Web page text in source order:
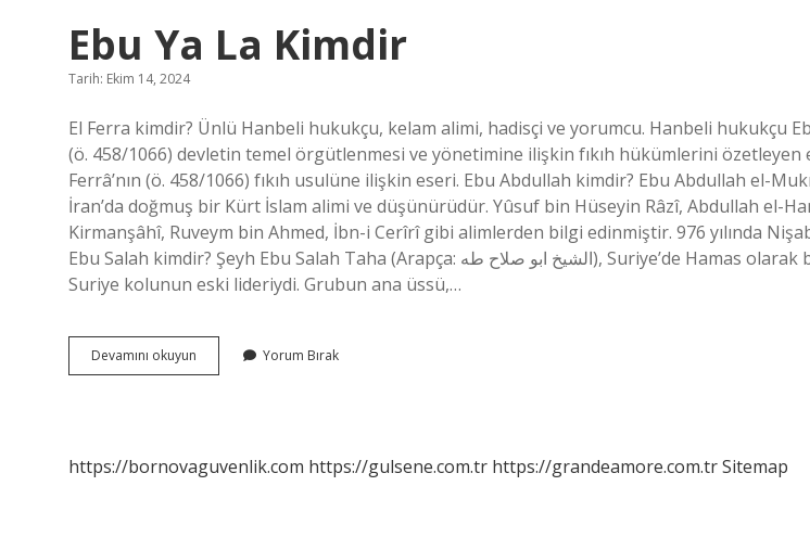
Ebu Ya La Kimdir
Tarih: Ekim 14, 2024
El Ferra kimdir? Ünlü Hanbeli hukukçu, kelam alimi, hadisçi ve yorumcu. Hanbeli hukukçu
(ö. 458/1066) devletin temel örgütlenmesi ve yönetimine ilişkin fıkıh hükümlerini özetleyen
Ferrâ’nın (ö. 458/1066) fıkıh usulüne ilişkin eseri. Ebu Abdullah kimdir? Ebu Abdullah el-
İran’da doğmuş bir Kürt İslam alimi ve düşünürüdür. Yûsuf bin Hüseyin Râzî, Abdullah el-
Kirmanşâhî, Ruveym bin Ahmed, İbn-i Cerîrî gibi alimlerden bilgi edinmiştir. 976 yılında
Ebu Salah kimdir? Şeyh Ebu Salah Taha (Arapça: الشيخ ابو صلاح طه‎), Suriye’de Hamas olarak bilinen Hamas’ın
Suriye kolunun eski lideriydi. Grubun ana üssü,…
Devamını okuyun
Ya
Yorum Bırak
https://bornovaguvenlik.com https://gulsene.com.tr https://grandeamore.com.trSitemap